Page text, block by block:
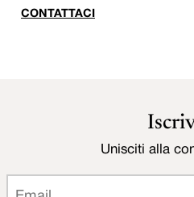
CONTATTACI
Unisciti alla